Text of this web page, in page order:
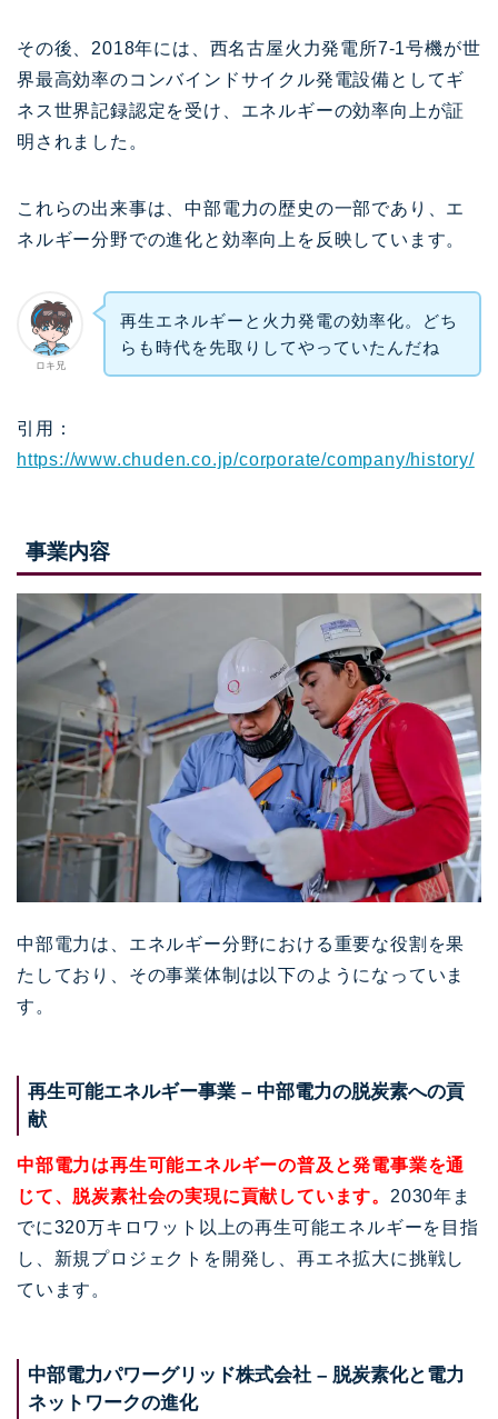
その後、2018年には、西名古屋火力発電所7-1号機が世
界最高効率のコンバインドサイクル発電設備としてギ
ネス世界記録認定を受け、エネルギーの効率向上が証
明されました。
これらの出来事は、中部電力の歴史の一部であり、エ
ネルギー分野での進化と効率向上を反映しています。
ロキ兄
再生エネルギーと火力発電の効率化。どち
らも時代を先取りしてやっていたんだね
引用：
https://www.chuden.co.jp/corporate/company/history/
事業内容
中部電力は、エネルギー分野における重要な役割を果
たしており、その事業体制は以下のようになっていま
す。
再生可能エネルギー事業 – 中部電力の脱炭素への貢
献
中部電力は再生可能エネルギーの普及と発電事業を通
じて、脱炭素社会の実現に貢献しています。 2030年ま
でに320万キロワット以上の再生可能エネルギーを目指
し、新規プロジェクトを開発し、再エネ拡大に挑戦し
ています。
中部電力パワーグリッド株式会社 – 脱炭素化と電力
ネットワークの進化